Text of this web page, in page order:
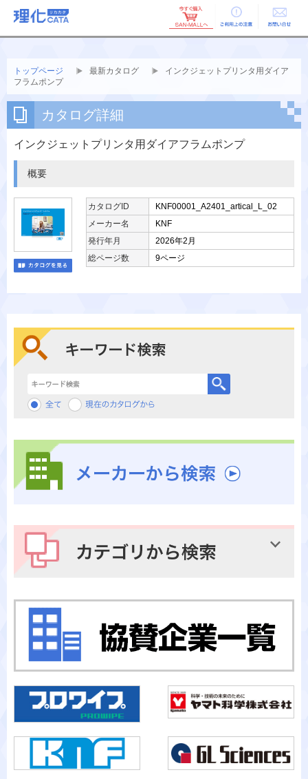
ご利用上の お問い合せ
トップページ 最新カタログ
インクジェットプリンタ用ダイア
フラムポンプ
カタログ詳細
インクジェットプリンタ用ダイアフラムポンプ
概要
カタログID
KNF00001_A2401_artical_L_02
メーカー名
KNF
発行年月
2026年2月
総ページ数
9ページ
キーワード検索